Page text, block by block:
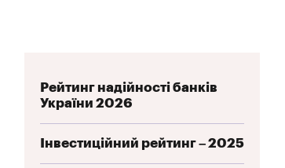
Рейтинг надійності банків
України 2026
Інвестиційний рейтинг – 2025